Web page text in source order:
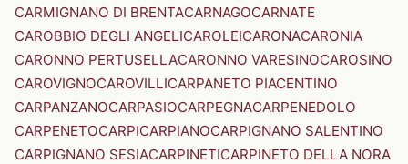
CARMIGNANO DI BRENTACARNAGOCARNATE
CAROBBIO DEGLI ANGELICAROLEICARONACARONIA
CARONNO PERTUSELLACARONNO VARESINOCAROSINO
CAROVIGNOCAROVILLICARPANETO PIACENTINO
CARPANZANOCARPASIOCARPEGNACARPENEDOLO
CARPENETOCARPICARPIANOCARPIGNANO SALENTINO
CARPIGNANO SESIACARPINETICARPINETO DELLA NORA